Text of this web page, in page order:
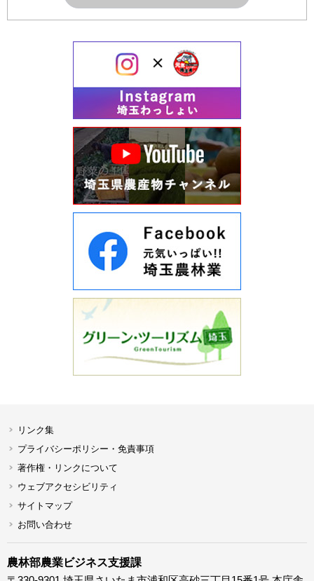
リンク集
プライバシーポリシー・免責事項
著作権・リンクについて
ウェブアクセシビリティ
サイトマップ
お問い合わせ
農林部農業ビジネス支援課